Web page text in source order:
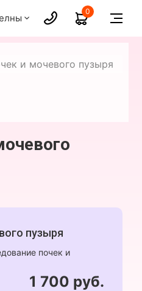
0
и мочевого пузыря
пузыря
почек и
1 700 руб.